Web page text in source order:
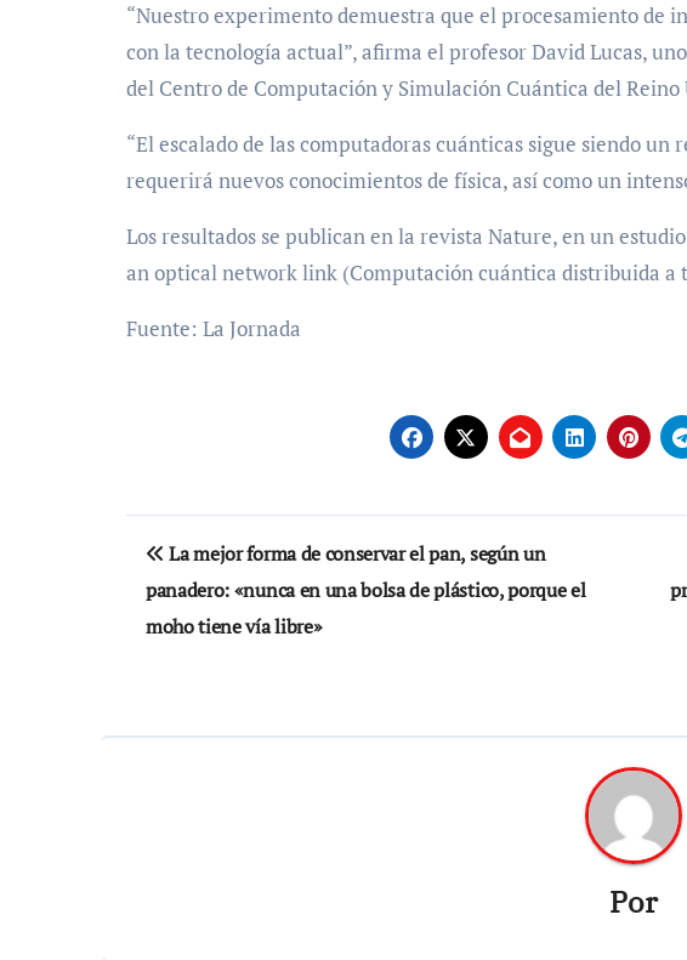
“Nuestro experimento demuestra que el procesamiento de
con la tecnología actual”, afirma el profesor David Lucas,
del Centro de Computación y Simulación Cuántica del Reino
“El escalado de las computadoras cuánticas sigue siendo
requerirá nuevos conocimientos de física, así como un
Los resultados se publican en la revista Nature, en un
an optical network link (Computación cuántica distribuida a
Fuente: La Jornada
Navegación
de
entradas
La mejor forma de conservar el pan, según un
panadero: «nunca en una bolsa de plástico, porque el
moho tiene vía libre»
Por